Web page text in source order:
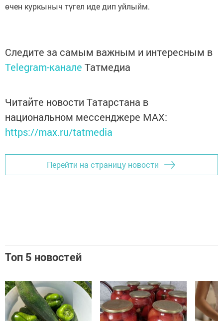
өчен куркыныч түгел иде дип уйлыйм.
Следите за самым важным и интересным в
Telegram-канале Татмедиа
Читайте новости Татарстана в
национальном мессенджере MАХ:
https://max.ru/tatmedia
Перейти на страницу новости
Топ 5 новостей